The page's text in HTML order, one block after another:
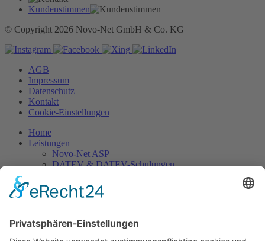
Kundenstimmen
© Copyright 2026 Novo-Net GmbH & Co. KG
AGB
Impressum
Datenschutz
Kontakt
Cookie-Einstellungen
Home
Leistungen
Novo-Net ASP
DATEV & DATEV-Schulungen
IT-Lösungen
NFON Cloud-Telefonie
Seminare
Event Präsenzveranstaltung
Webinare / E-Learning